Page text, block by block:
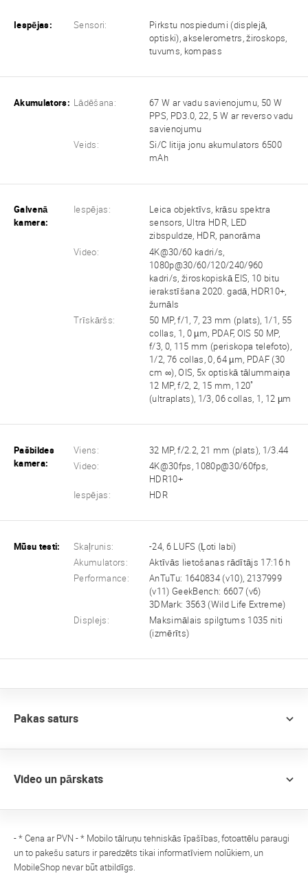
Iespējas: Sensori:
Pirkstu nospiedumi (displejā,
optiski), akselerometrs, žiroskops,
tuvums, kompass
Akumulators: Lādēšana:
67 W ar vadu savienojumu, 50 W
PPS, PD3.0, 22, 5 W ar reverso vadu
savienojumu
Veids:
Si/C litija jonu akumulators 6500
mAh
Galvenā
kamera:
Iespējas:
Leica objektīvs, krāsu spektra
sensors, Ultra HDR, LED
zibspuldze, HDR, panorāma
Video:
4K@30/60 kadri/s,
1080p@30/60/120/240/960
kadri/s, žiroskopiskā EIS, 10 bitu
ierakstīšana 2020. gadā, HDR10+,
žurnāls
Trīskāršs:
50 MP, f/1, 7, 23 mm (plats), 1/1, 55
collas, 1, 0 µm, PDAF, OIS 50 MP,
f/3, 0, 115 mm (periskopa telefoto),
1/2, 76 collas, 0, 64 µm, PDAF (30
cm ∞), OIS, 5x optiskā tālummaiņa
12 MP, f/2, 2, 15 mm, 120˚
(ultraplats), 1/3, 06 collas, 1, 12 µm
Pašbildes
kamera:
Viens:
32 MP, f/2.2, 21 mm (plats), 1/3.44
Video:
4K@30fps, 1080p@30/60fps,
HDR10+
Iespējas:
HDR
Mūsu testi: Skaļrunis:
-24, 6 LUFS (Ļoti labi)
Akumulators:
Aktīvās lietošanas rādītājs 17:16 h
Performance:
AnTuTu: 1640834 (v10), 2137999
(v11) GeekBench: 6607 (v6)
3DMark: 3563 (Wild Life Extreme)
Displejs:
Maksimālais spilgtums 1035 niti
(izmērīts)
Pakas saturs
Video un pārskats
- * Cena ar PVN - * Mobilo tālruņu tehniskās īpašības, fotoattēlu paraugi
un to pakešu saturs ir paredzēts tikai informatīviem nolūkiem, un
MobileShop nevar būt atbildīgs.